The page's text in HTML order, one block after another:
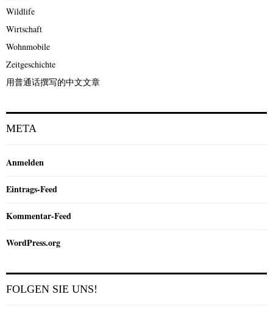
Wildlife
Wirtschaft
Wohnmobile
Zeitgeschichte
用普通话撰写的中文文章
META
Anmelden
Eintrags-Feed
Kommentar-Feed
WordPress.org
FOLGEN SIE UNS!